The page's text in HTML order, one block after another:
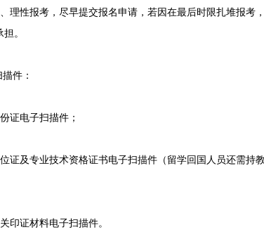
性报考，尽早提交报名申请，若因在最后时限扎堆报考
。
件：
电子扫描件；
及专业技术资格证书电子扫描件（留学回国人员还需持
证材料电子扫描件。